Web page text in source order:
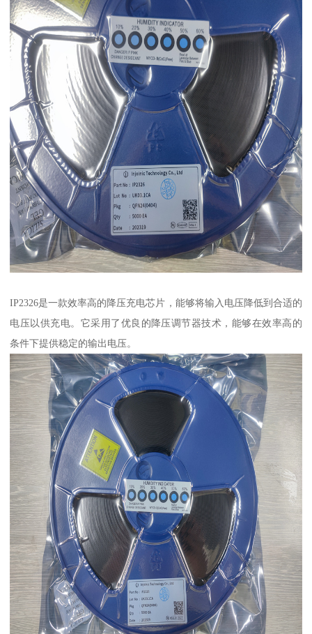
IP2326是一款效率高的降压充电芯片，能够将输入电压降低到合适的
电压以供充电。它采用了优良的降压调节器技术，能够在效率高的
条件下提供稳定的输出电压。